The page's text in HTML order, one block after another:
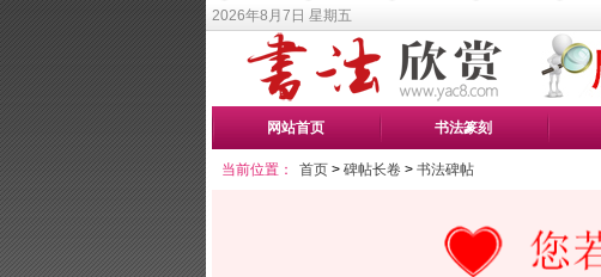
2026年8月7日 星期五
网站首页 书法篆刻
当前位置： 首页 > 碑帖长卷 > 书法碑帖